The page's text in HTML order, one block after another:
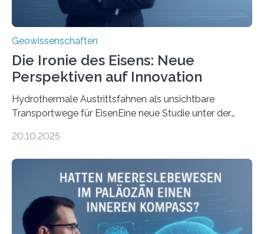
Geowissenschaften
Die Ironie des Eisens: Neue
Perspektiven auf Innovation
Hydrothermale Austrittsfahnen als unsichtbare
Transportwege für EisenEine neue Studie unter der
Umweltwissenschaften der Universität Bremen –
Meeresboden die Eisenverfügbarkeit und den globalen
Stoffkreislauf im Ozean prägen. Die Überblicksstudie
mit dem Titel „Iron’s Irony“ ist in Communications Earth
& Environment erschienen. Die Studie fasst bestehende
Forschungsergebnisse zusammen und interpretiert sie
20.10.2025